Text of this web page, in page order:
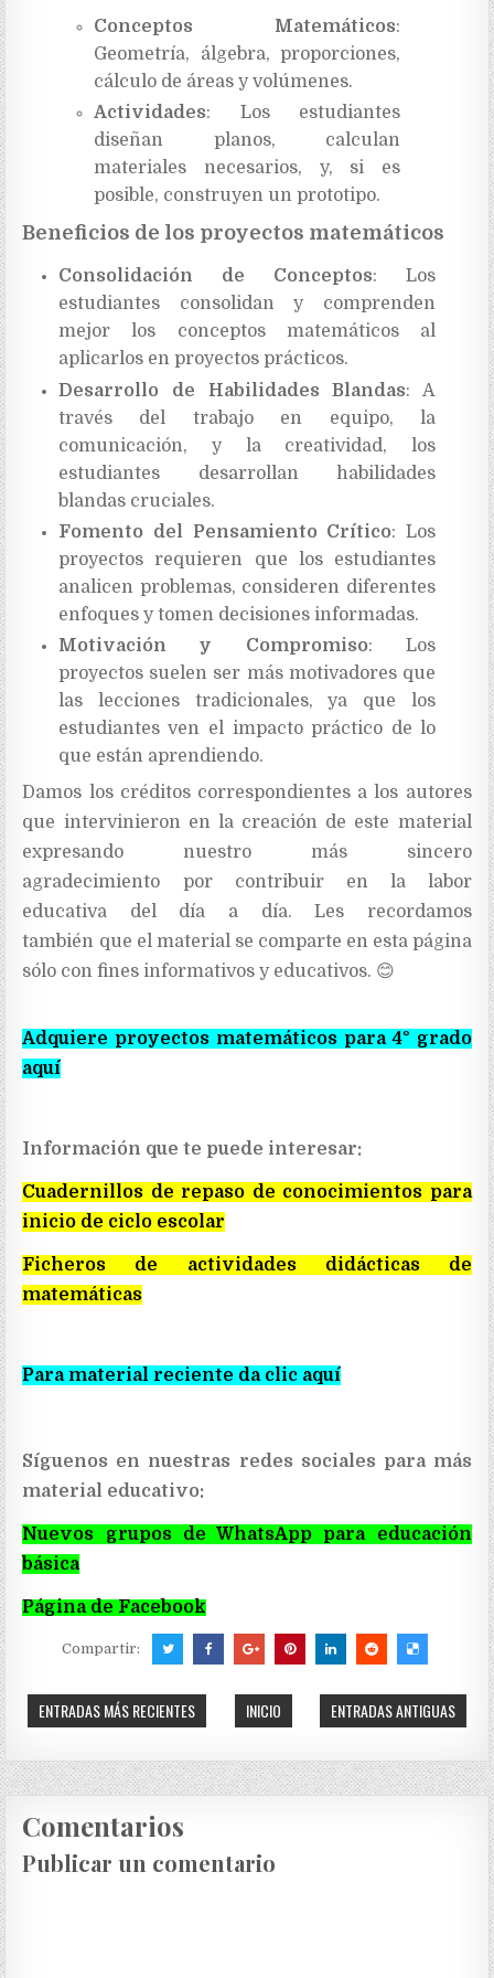
Conceptos Matemáticos:
Geometría, álgebra, proporciones,
cálculo de áreas y volúmenes.
Actividades: Los estudiantes
diseñan planos, calculan
materiales necesarios, y, si es
posible, construyen un prototipo.
Beneficios de los proyectos matemáticos
Consolidación de Conceptos: Los
estudiantes consolidan y comprenden
mejor los conceptos matemáticos al
aplicarlos en proyectos prácticos.
Desarrollo de Habilidades Blandas: A
través del trabajo en equipo, la
comunicación, y la creatividad, los
estudiantes desarrollan habilidades
blandas cruciales.
Fomento del Pensamiento Crítico: Los
proyectos requieren que los estudiantes
analicen problemas, consideren diferentes
enfoques y tomen decisiones informadas.
Motivación y Compromiso: Los
proyectos suelen ser más motivadores que
las lecciones tradicionales, ya que los
estudiantes ven el impacto práctico de lo
que están aprendiendo.
Damos los créditos correspondientes a los autores
que intervinieron en la creación de este material
expresando nuestro más sincero
agradecimiento por contribuir en la labor
educativa del día a día. Les recordamos
también que el material se comparte en esta página
sólo con fines informativos y educativos. 😊
Adquiere proyectos matemáticos para 4° grado
aquí
Información que te puede interesar:
Cuadernillos de repaso de conocimientos para
inicio de ciclo escolar
Ficheros de actividades didácticas de
matemáticas
Para material reciente da clic aquí
Síguenos en nuestras redes sociales para más
material educativo:
Nuevos grupos de WhatsApp para educación
básica
Página de Facebook
Compartir:
ENTRADAS MÁS RECIENTES ENTRADAS ANTIGUAS
INICIO
Comentarios
Publicar un comentario